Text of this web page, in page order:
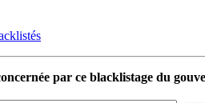
par ce blacklistage du